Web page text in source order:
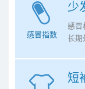
少
感冒指数
感冒
长期
短